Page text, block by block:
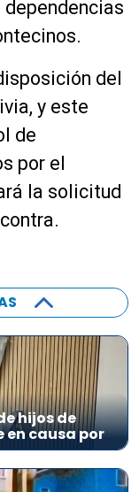
del
y este
de
por el
la solicitud
hijos de
en causa por